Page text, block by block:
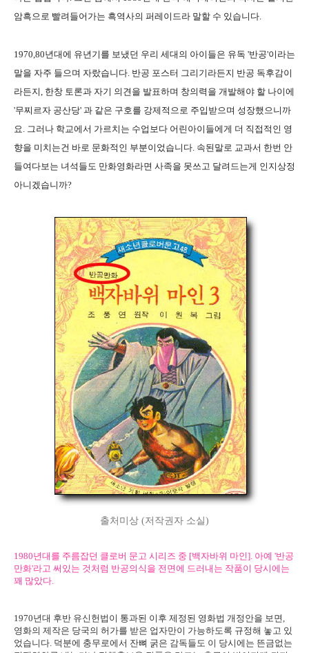
암흑으로 빨려들어가는 흑역사의 퍼레이드라 말할 수 있습니다.
1970,80년대에 유년기를 보냈던 우리 세대의 아이들은 유독 '반공'이라는
말을 자주 들으며 자랐습니다. 반공 포스터 그리기라든지 반공 독후감이
라든지, 한창 토론과 자기 의견을 발표하며 창의력을 개발해야 할 나이에
'무찌르자 공산당' 과 같은 구호를 강제적으로 주입받으며 성장했으니까
요.
그러나 학교에서 가르치는 수업보다 어린아이들에게 더 직접적인 영
향을 미치는건 바로 문화적인 부분이었습니다. 속된말로 교과서 한번 안
들여다보는 녀석들도 만화영화라면 사족을 못쓰고 달려드는게 인지상정
아니겠습니까?
출처미상 (저작권자 소실)
1980년대를 주름잡던 클로버 문고 시리즈 중 [백자바위 마인]. 아예 '반공
만화'라고 써있는 것처럼 반공의식을 전면에 드러내는 작품이 당시에는
꽤 많았다.
1970년대 후반 유신헌법이 통과된 이후 제정된 영화법 개정안을 보면,
영화의 제작은 당국의 허가를 받은 업자만이 가능하도록 규정해 놓고 있
었습니다. 덕분에 충무로에서 잔뼈 굵은 감독들도 이 당시에는 뜬금없는